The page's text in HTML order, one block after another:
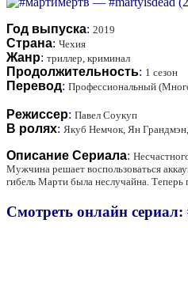
Год выпуска: 2019
Страна: Чехия
Жанр: триллер, криминал
Продолжительность: 1 сезон
Перевод: Профессиональный
Режиссер: Павел Соукуп
В ролях: Якуб Немчок, Ян
Описание Сериала:
Мужчина решает воспользоваться
гибель Марти была неслучайна.
Смотреть онлайн